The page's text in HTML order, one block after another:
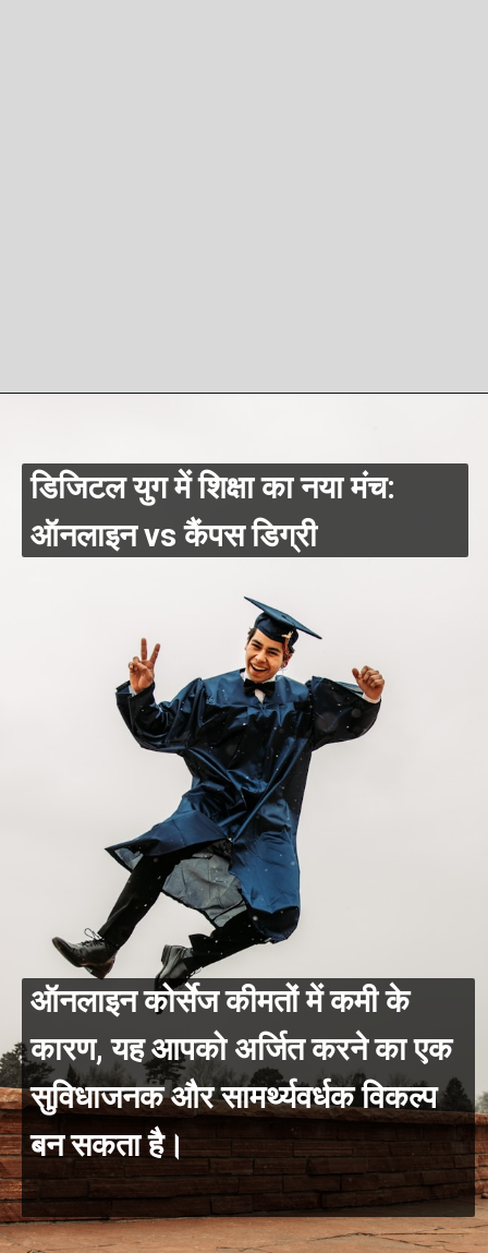
ऑनलाइन कोर्सेज कीमतों में कमी के
कारण, यह आपको अर्जित करने का एक
सुविधाजनक और सामर्थ्यवर्धक विकल्प
बन सकता है।
डिजिटल युग में शिक्षा का नया मंच:
ऑनलाइन vs कैंपस डिग्री